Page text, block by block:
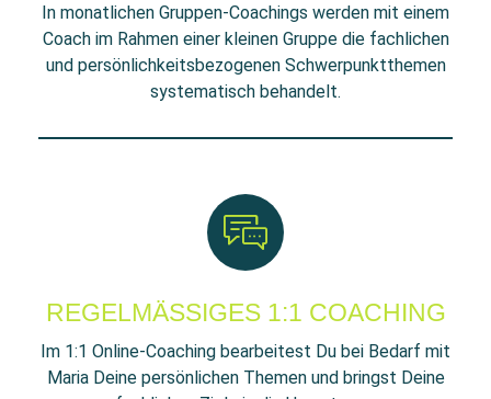
In monatlichen Gruppen-Coachings werden mit einem
Coach im Rahmen einer kleinen Gruppe die fachlichen
und persönlichkeitsbezogenen Schwerpunktthemen
systematisch behandelt.
REGELMÄSSIGES 1:1 COACHING
Im 1:1 Online-Coaching bearbeitest Du bei Bedarf mit
Maria Deine persönlichen Themen und bringst Deine